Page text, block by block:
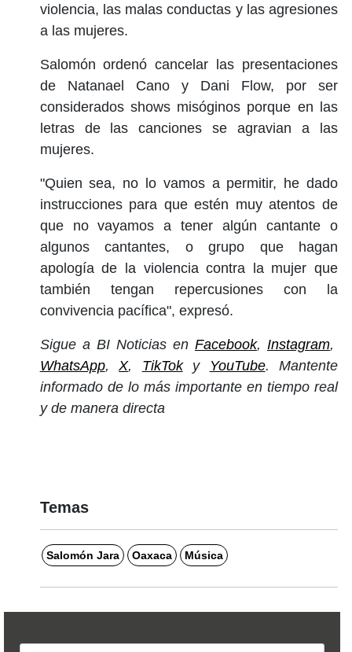
violencia, las malas conductas y las agresiones
a las mujeres.
Salomón ordenó cancelar las presentaciones
de Natanael Cano y Dani Flow, por ser
considerados shows misóginos porque en las
letras de las canciones se agravian a las
mujeres.
"Quien sea, no lo vamos a permitir, he dado
instrucciones para que estén muy atentos de
que no vayamos a tener algún cantante o
algunos cantantes, o grupo que hagan
apología de la violencia contra la mujer que
también tengan repercusiones con la
convivencia pacífica", expresó.
Sigue a BI Noticias en Facebook, Instagram,
WhatsApp,X, TikToky YouTube. Mantente
informado de lo más importante en tiempo real
y de manera directa
Temas
Salomón Jara Oaxaca Música